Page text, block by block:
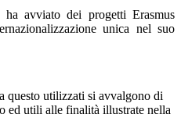
avviato dei progetti Erasmus
unica nel suo
questo utilizzati si avvalgono di
ed utili alle finalità illustrate nella